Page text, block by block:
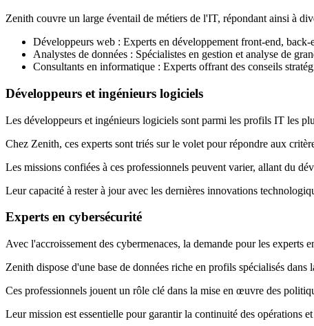
Zenith couvre un large éventail de métiers de l'IT, répondant ainsi à
Développeurs web : Experts en développement front-end,
Analystes de données : Spécialistes en gestion et analyse de
Consultants en informatique : Experts offrant des conseils
Développeurs et ingénieurs logiciels
Les développeurs et ingénieurs logiciels sont parmi les profils IT les
Chez Zenith, ces experts sont triés sur le volet pour répondre aux
Les missions confiées à ces professionnels peuvent varier, allant du
Leur capacité à rester à jour avec les dernières innovations
Experts en cybersécurité
Avec l'accroissement des cybermenaces, la demande pour les experts
Zenith dispose d'une base de données riche en profils spécialisés
Ces professionnels jouent un rôle clé dans la mise en œuvre des
Leur mission est essentielle pour garantir la continuité des opérations